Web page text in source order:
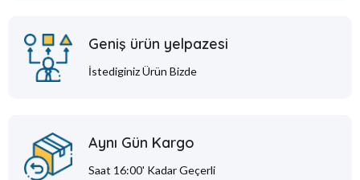
Geniş ürün yelpazesi
İstediginiz Ürün Bizde
Aynı Gün Kargo
Saat 16:00' Kadar Geçerli